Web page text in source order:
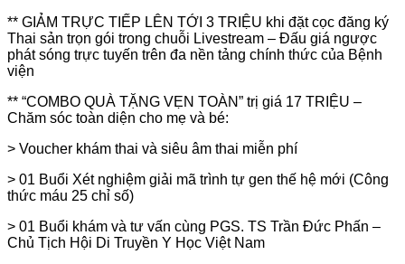
** GIẢM TRỰC TIẾP LÊN TỚI 3 TRIỆU khi đặt cọc đăng ký
Thai sản trọn gói trong chuỗi Livestream – Đấu giá ngược
phát sóng trực tuyến trên đa nền tảng chính thức của Bệnh
viện
** “COMBO QUÀ TẶNG VẸN TOÀN” trị giá 17 TRIỆU –
Chăm sóc toàn diện cho mẹ và bé:
> Voucher khám thai và siêu âm thai miễn phí
> 01 Buổi Xét nghiệm giải mã trình tự gen thế hệ mới (Công
thức máu 25 chỉ số)
> 01 Buổi khám và tư vấn cùng PGS. TS Trần Đức Phấn –
Chủ Tịch Hội Di Truyền Y Học Việt Nam